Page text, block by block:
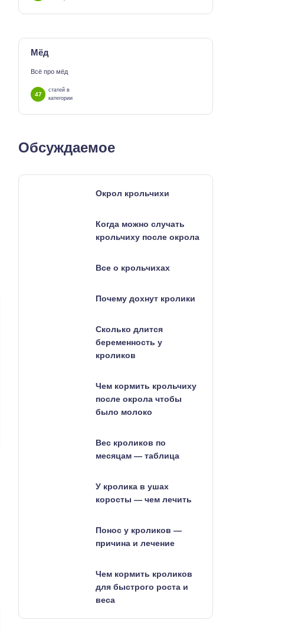
Мёд
Всё про мёд
47
статей в
категории
Обсуждаемое
Окрол крольчихи
Когда можно случать
крольчиху после окрола
Все о крольчихах
Почему дохнут кролики
Сколько длится
беременность у
кроликов
Чем кормить крольчиху
после окрола чтобы
было молоко
Вес кроликов по
месяцам — таблица
У кролика в ушах
коросты — чем лечить
Понос у кроликов —
причина и лечение
Чем кормить кроликов
для быстрого роста и
веса